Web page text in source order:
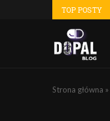
TOP POSTY
Strona główna »